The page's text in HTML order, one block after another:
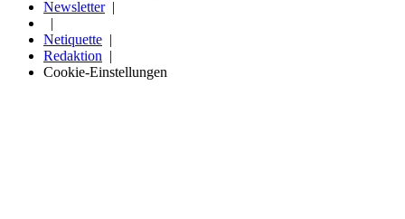
Newsletter
Netiquette
Redaktion
Cookie-Einstellungen